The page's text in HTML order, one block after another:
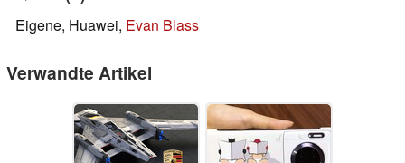
Eigene, Huawei, Evan Blass
Verwandte Artikel